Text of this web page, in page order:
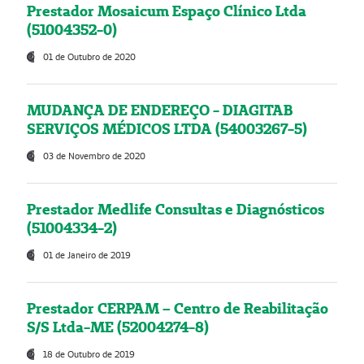
Prestador Mosaicum Espaço Clínico Ltda
(51004352-0)
01 de Outubro de 2020
MUDANÇA DE ENDEREÇO - DIAGITAB
SERVIÇOS MÉDICOS LTDA (54003267-5)
03 de Novembro de 2020
Prestador Medlife Consultas e Diagnósticos
(51004334-2)
01 de Janeiro de 2019
Prestador CERPAM – Centro de Reabilitação
S/S Ltda-ME (52004274-8)
18 de Outubro de 2019